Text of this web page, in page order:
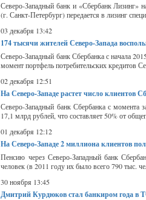
Северо-Западный банк и «Сбербанк
(г. Санкт-Петербург) передается в лизинг
03 декабря 13:42
174 тысячи жителей Северо-Запада
Северо-Западный банк Сбербанка с начала
момент портфель потребительских кредитов
02 декабря 12:51
На Северо-Западе растет число клиентов
Северо-Западный банк Сбербанка с момента
17,1 млрд рублей, что составляет 50% от
01 декабря 12:12
На Северо-Западе 2 миллиона клиентов
Пенсию через Северо-Западный банк
человек (в 2011 году их было всего 790 тыс.
30 ноября 13:45
Дмитрий Курдюков стал банкиром года в